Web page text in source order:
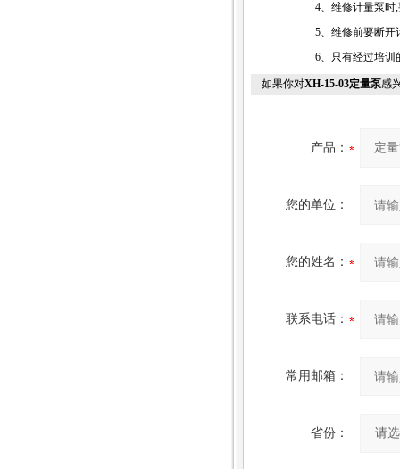
4、维修计量泵时
5、维修前要断开
6、只有经过培训
如果你对XH-15-03定量泵感
产品：
您的单位：
您的姓名：
联系电话：
常用邮箱：
省份：